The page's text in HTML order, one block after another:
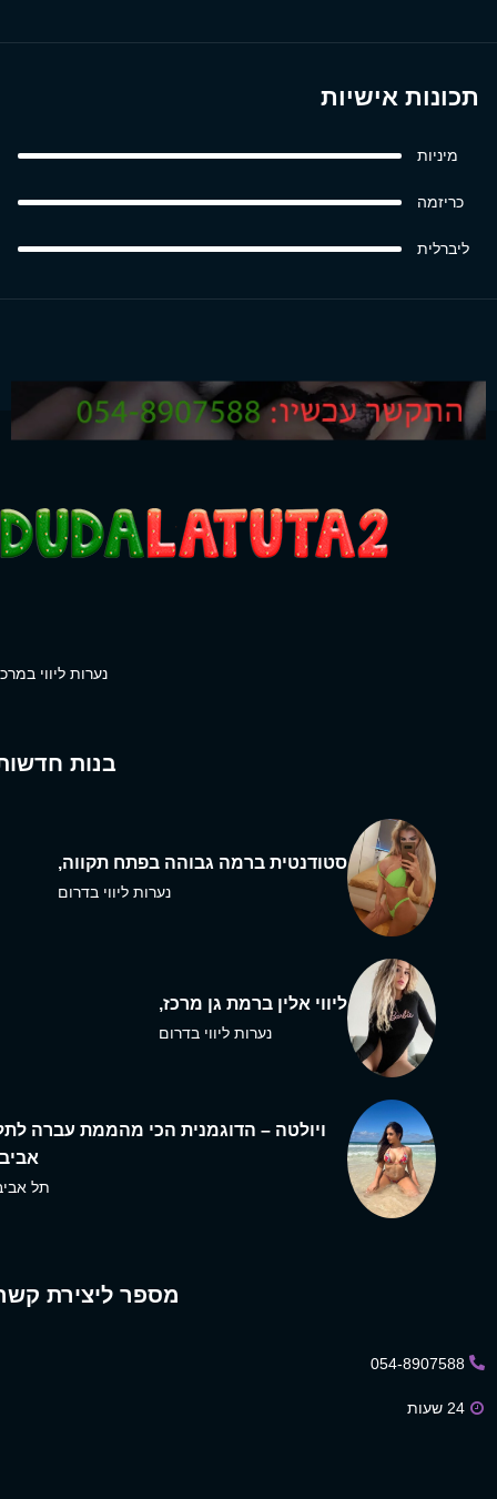
תכונות אישיות
מיניות
כריזמה
ליברלית
נערות ליווי
בנות
סטודנטית ברמה גבוהה בפתח תקווה,
נערות ליווי בדרום
ליווי אלין ברמת גן מרכז,
נערות ליווי בדרום
ויולטה – הדוגמנית הכי מהממת עברה
תל
מספר ליצירת
054-8907588
24 שעות